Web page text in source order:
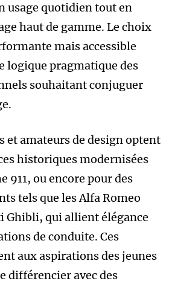
usage quotidien tout en
haut de gamme. Le choix
mais accessible
logique pragmatique des
souhaitant conjuguer
et amateurs de design optent
historiques modernisées
911, ou encore pour des
tels que les Alfa Romeo
Ghibli, qui allient élégance
de conduite. Ces
aux aspirations des jeunes
différencier avec des